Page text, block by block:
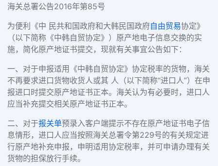
海关总署公告2016年第85号
为便利《中 民共和国政府和大韩民国政府自由贸易协定》
（以下简称《中韩自贸协定》）原产地电子信息交换的实
施，简化原产地证书提交，现就有关事宜公告如下：
一、对于申报适用《中韩自贸协定》协定税率的货物，海关
不再要求进口货物收货人或其 人（以下简称“进口人”）在申
报进口时提交原产地证书正本。海关认为有必要时，进口人
应当补充提交相关原产地证书正本。
二、对于报关单预录入客户端提示不存在原产地证书电子信
息情形，进口人应当按照海关总署令第229号的有关规定进
行原产地补充申报，申明适用协定税率，并可申请办理有关
货物的担保放行手续。